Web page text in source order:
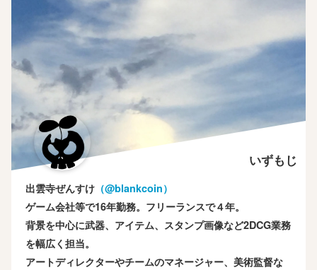
いずもじ
出雲寺ぜんすけ （‎@blankcoin）
ゲーム会社等で16年勤務。フリーランスで４年。
背景を中心に武器、アイテム、スタンプ画像など2DCG業務
を幅広く担当。
アートディレクターやチームのマネージャー、美術監督な